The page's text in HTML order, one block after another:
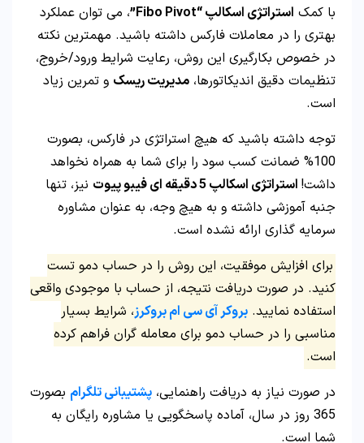
با کمک استراتژی اسکالپ “Fibo Pivot”
، می توان عملکرد
بهتری را در معاملات فارکس داشته باشید. مهمترین نکته
در خصوص بکارگیری این روش، رعایت شرایط ورود/خروج،
تنظیمات دقیق اندیکاتورها، مدیریت ریسک و تمرین زیاد
است.
توجه داشته باشید که هیچ استراتژی در فارکس، بصورت
100% ضمانت کسب سود را برای شما به همراه نخواهد
داشت! استراتژی اسکالپ 5 دقیقه ای فیبو پیوت
نیز، تنها
جنبه آموزشی داشته و به هیچ وجه، به عنوان مشاوره
سرمایه گذاری ارائه نشده است.
برای افزایش موفقیت، این روش را در حساب دمو تست
کنید. در صورت دریافت نتیجه، از حساب با موجودی واقعی
استفاده نمایید. بروکر آی سی ام بروکرز، شرایط بسیار
مناسبی را در حساب دمو برای معامله گران فراهم کرده
است.
در صورت نیاز به دریافت راهنمایی، پشتیبانی تلگرام بصورت
365 روز در سال، آماده پاسخگویی یا مشاوره رایگان به
شما است.